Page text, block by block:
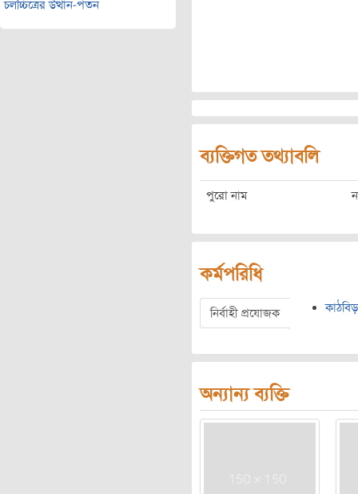
চলচ্চিত্রের উত্থান-পতন
ব্যক্তিগত তথ্যাবলি
পুরো নাম
কর্মপরিধি
নির্বাহী প্রযোজক
অন্যান্য ব্যক্তি